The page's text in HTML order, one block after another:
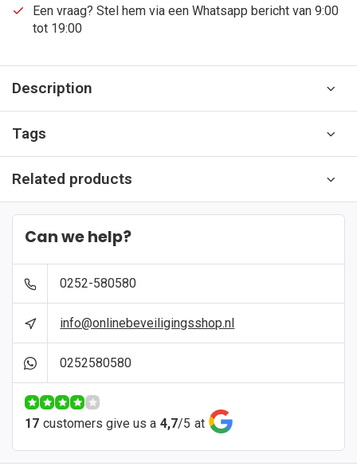
Een vraag? Stel hem via een Whatsapp bericht van 9:00
tot 19:00
Description
Tags
Related products
Can we help?
0252-580580
info@onlinebeveiligingsshop.nl
0252580580
17 customers give us a 4,7/5 at